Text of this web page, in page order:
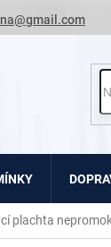
plachta